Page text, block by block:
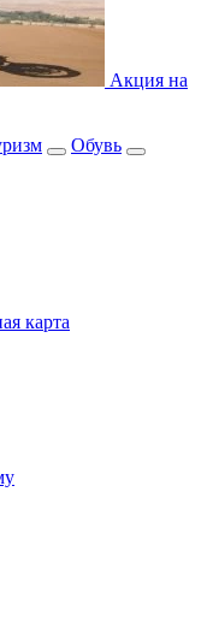
Акция на
Обувь
карта